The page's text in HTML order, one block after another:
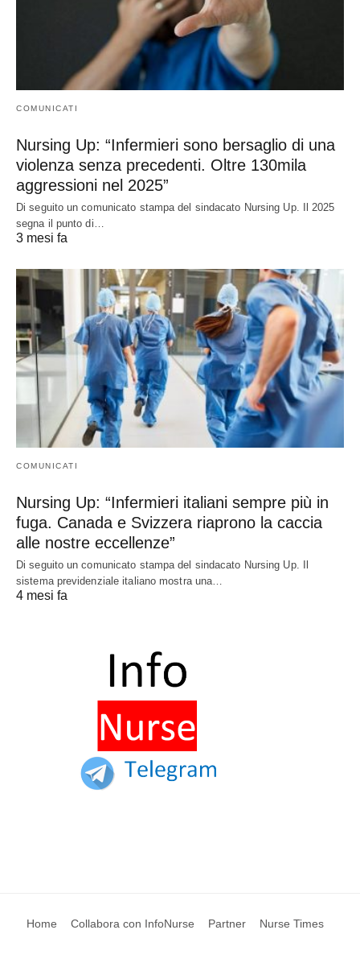
COMUNICATI
Nursing Up: “Infermieri sono bersaglio di una
violenza senza precedenti. Oltre 130mila
aggressioni nel 2025”
Di seguito un comunicato stampa del sindacato Nursing Up. Il 2025
segna il punto di…
3 mesi fa
COMUNICATI
Nursing Up: “Infermieri italiani sempre più in
fuga. Canada e Svizzera riaprono la caccia
alle nostre eccellenze”
Di seguito un comunicato stampa del sindacato Nursing Up. Il
sistema previdenziale italiano mostra una…
4 mesi fa
Home Collabora con InfoNurse Partner Nurse Times